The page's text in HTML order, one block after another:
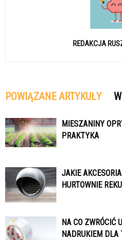
REDAKCJA
POWIĄZANE ARTYKUŁY
MIESZANINY
PRAKTYKA
JAKIE
HURTOWNIE
NA CO ZWRÓCIĆ
NADRUKIEM